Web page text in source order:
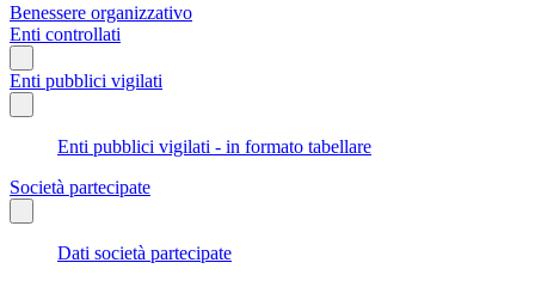
Benessere organizzativo
Enti controllati
Enti pubblici vigilati
Enti pubblici vigilati - in formato tabellare
Società partecipate
Dati società partecipate